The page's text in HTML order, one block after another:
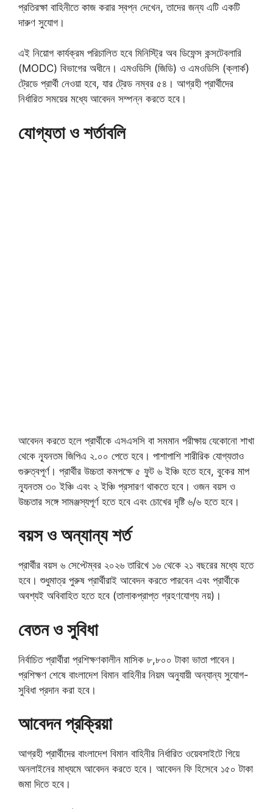
প্রতিরক্ষা বাহিনীতে কাজ করার স্বপ্ন দেখেন, তাদের জন্য এটি একটি
দারুণ সুযোগ।
এই নিয়োগ কার্যক্রম পরিচালিত হবে মিনিস্ট্রি অব ডিফেন্স কন্সটেবলারি
(MODC) বিভাগের অধীনে। এমওডিসি (জিডি) ও এমওডিসি (ক্লার্ক)
ট্রেডে প্রার্থী নেওয়া হবে, যার ট্রেড নম্বর ৫৪। আগ্রহী প্রার্থীদের
নির্ধারিত সময়ের মধ্যে আবেদন সম্পন্ন করতে হবে।
যোগ্যতা ও শর্তাবলি
আবেদন করতে হলে প্রার্থীকে এসএসসি বা সমমান পরীক্ষায় যেকোনো শাখা
থেকে ন্যূনতম জিপিএ ২.০০ পেতে হবে। পাশাপাশি শারীরিক যোগ্যতাও
গুরুত্বপূর্ণ। প্রার্থীর উচ্চতা কমপক্ষে ৫ ফুট ৬ ইঞ্চি হতে হবে, বুকের মাপ
ন্যূনতম ৩০ ইঞ্চি এবং ২ ইঞ্চি প্রসারণ থাকতে হবে। ওজন বয়স ও
উচ্চতার সঙ্গে সামঞ্জস্যপূর্ণ হতে হবে এবং চোখের দৃষ্টি ৬/৬ হতে হবে।
বয়স ও অন্যান্য শর্ত
প্রার্থীর বয়স ৬ সেপ্টেম্বর ২০২৬ তারিখে ১৬ থেকে ২১ বছরের মধ্যে হতে
হবে। শুধুমাত্র পুরুষ প্রার্থীরাই আবেদন করতে পারবেন এবং প্রার্থীকে
অবশ্যই অবিবাহিত হতে হবে (তালাকপ্রাপ্ত গ্রহণযোগ্য নয়)।
বেতন ও সুবিধা
নির্বাচিত প্রার্থীরা প্রশিক্ষণকালীন মাসিক ৮,৮০০ টাকা ভাতা পাবেন।
প্রশিক্ষণ শেষে বাংলাদেশ বিমান বাহিনীর নিয়ম অনুযায়ী অন্যান্য সুযোগ-
সুবিধা প্রদান করা হবে।
আবেদন প্রক্রিয়া
আগ্রহী প্রার্থীদের বাংলাদেশ বিমান বাহিনীর নির্ধারিত ওয়েবসাইটে গিয়ে
অনলাইনের মাধ্যমে আবেদন করতে হবে। আবেদন ফি হিসেবে ১৫০ টাকা
জমা দিতে হবে।